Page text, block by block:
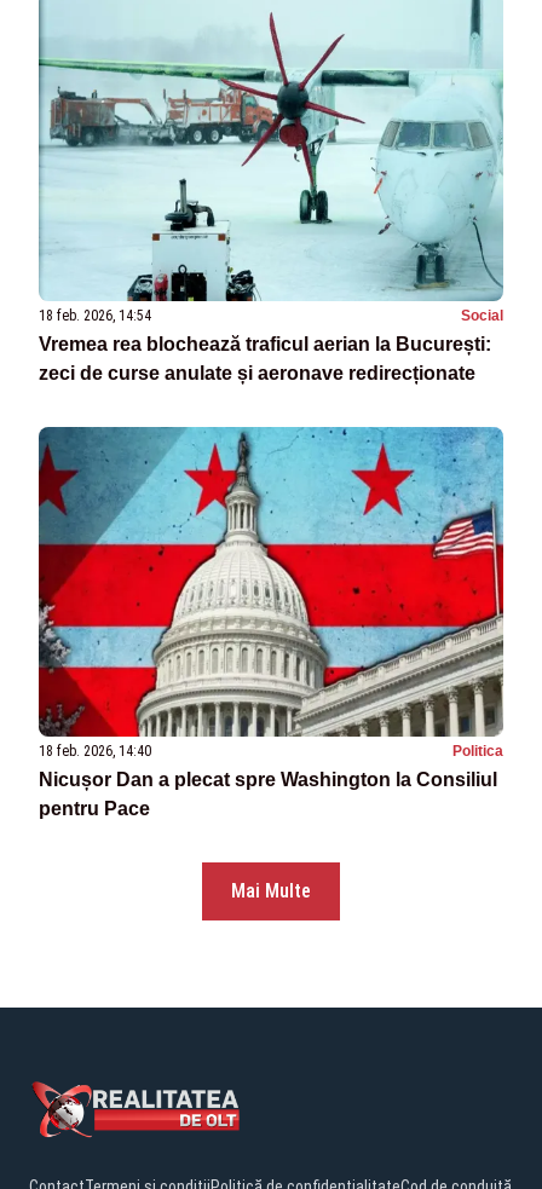
18 feb. 2026, 14:54 Social
Vremea rea blochează traficul aerian la București:
zeci de curse anulate și aeronave redirecționate
18 feb. 2026, 14:40 Politica
Nicușor Dan a plecat spre Washington la Consiliul
pentru Pace
Mai Multe